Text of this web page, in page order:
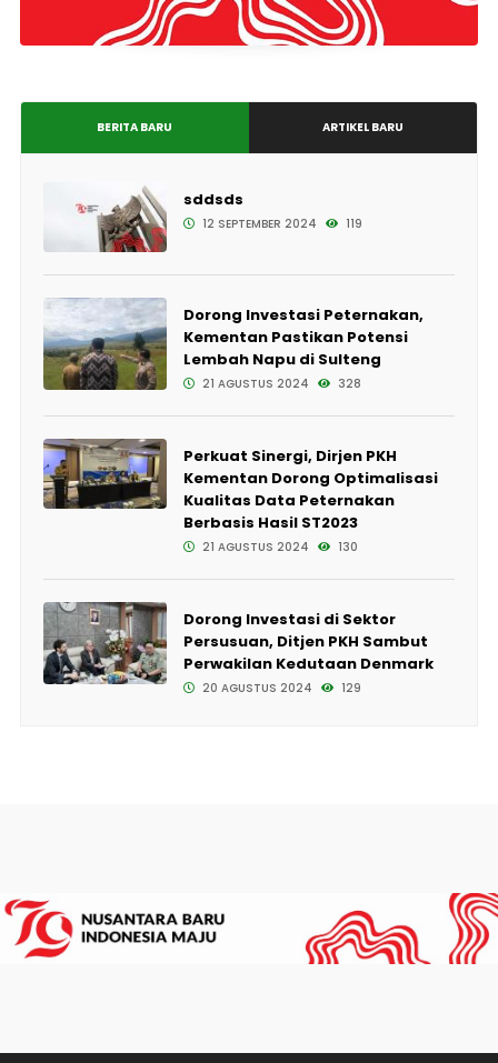
BERITA BARU ARTIKEL BARU
sddsds
12 SEPTEMBER 2024 119
Dorong Investasi Peternakan,
Kementan Pastikan Potensi
Lembah Napu di Sulteng
21 AGUSTUS 2024 328
Perkuat Sinergi, Dirjen PKH
Kementan Dorong Optimalisasi
Kualitas Data Peternakan
Berbasis Hasil ST2023
21 AGUSTUS 2024 130
Dorong Investasi di Sektor
Persusuan, Ditjen PKH Sambut
Perwakilan Kedutaan Denmark
20 AGUSTUS 2024 129